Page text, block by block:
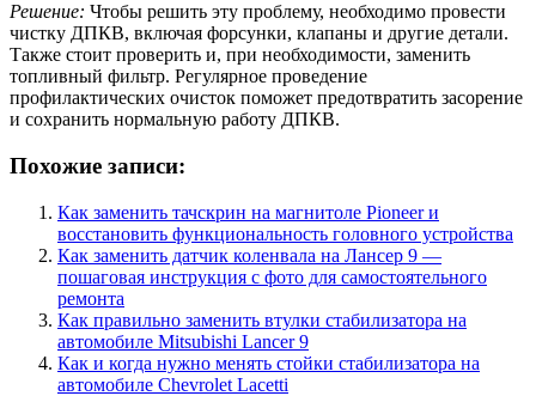
Решение: Чтобы решить эту проблему, необходимо провести
чистку ДПКВ, включая форсунки, клапаны и другие детали.
Также стоит проверить и, при необходимости, заменить
топливный фильтр. Регулярное проведение
профилактических очисток поможет предотвратить засорение
и сохранить нормальную работу ДПКВ.
Похожие записи:
Как заменить тачскрин на магнитоле Pioneer и
восстановить функциональность головного устройства
Как заменить датчик коленвала на Лансер 9 —
пошаговая инструкция с фото для самостоятельного
ремонта
Как правильно заменить втулки стабилизатора на
автомобиле Mitsubishi Lancer 9
Как и когда нужно менять стойки стабилизатора на
автомобиле Chevrolet Lacetti